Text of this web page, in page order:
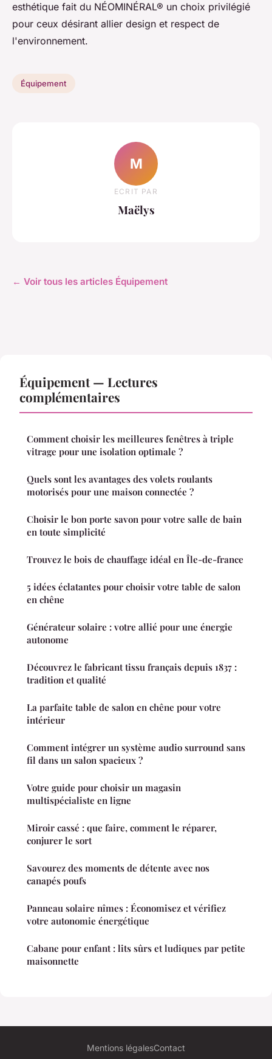
esthétique fait du NÉOMINÉRAL® un choix privilégié
pour ceux désirant allier design et respect de
l'environnement.
Équipement
M
ECRIT PAR
Maëlys
← Voir tous les articles Équipement
Équipement — Lectures
complémentaires
Comment choisir les meilleures fenêtres à triple
vitrage pour une isolation optimale ?
Quels sont les avantages des volets roulants
motorisés pour une maison connectée ?
Choisir le bon porte savon pour votre salle de bain
en toute simplicité
Trouvez le bois de chauffage idéal en Île-de-france
5 idées éclatantes pour choisir votre table de salon
en chêne
Générateur solaire : votre allié pour une énergie
autonome
Découvrez le fabricant tissu français depuis 1837 :
tradition et qualité
La parfaite table de salon en chêne pour votre
intérieur
Comment intégrer un système audio surround sans
fil dans un salon spacieux ?
Votre guide pour choisir un magasin
multispécialiste en ligne
Miroir cassé : que faire, comment le réparer,
conjurer le sort
Savourez des moments de détente avec nos
canapés poufs
Panneau solaire nîmes : Économisez et vérifiez
votre autonomie énergétique
Cabane pour enfant : lits sûrs et ludiques par petite
maisonnette
Mentions légalesContact